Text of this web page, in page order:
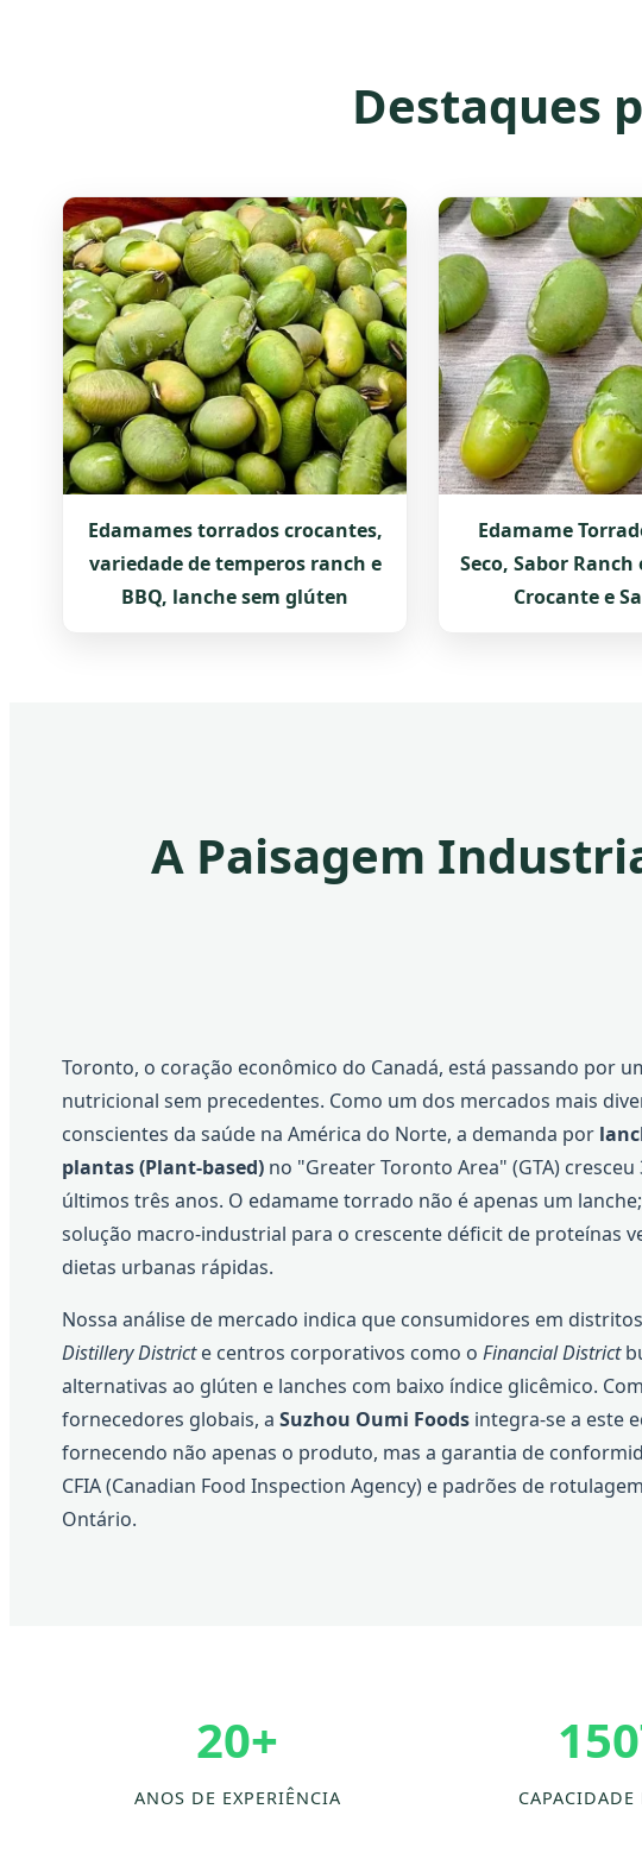
Destaques
Edamames torrados crocantes,
variedade de temperos ranch e
BBQ, lanche sem glúten
Edamame
Seco, Sabor Ranch
Crocante e
A Paisagem
Toronto, o coração econômico do Canadá, está passando por
nutricional sem precedentes. Como um dos mercados mais
conscientes da saúde na América do Norte, a demanda por
plantas (Plant-based) no "Greater Toronto Area" (GTA) cresceu
últimos três anos. O edamame torrado não é apenas um
solução macro-industrial para o crescente déficit de proteínas
dietas urbanas rápidas.
Nossa análise de mercado indica que consumidores em
Distillery Districte centros corporativos como o Financial District
alternativas ao glúten e lanches com baixo índice glicêmico.
fornecedores globais, a Suzhou Oumi Foods integra-se a este
fornecendo não apenas o produto, mas a garantia de
CFIA (Canadian Food Inspection Agency) e padrões de
Ontário.
20+
ANOS DE EXPERIÊNCIA